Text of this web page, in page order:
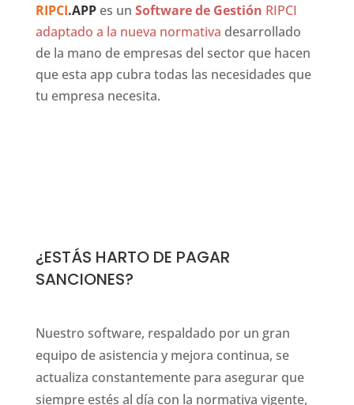
RIPCI.APPes un Software de Gestión RIPCI
adaptado a la nueva normativa desarrollado
de la mano de empresas del sector que hacen
que esta app cubra todas las necesidades que
tu empresa necesita.
¿ESTÁS HARTO DE PAGAR
SANCIONES?
Nuestro software, respaldado por un gran
equipo de asistencia y mejora continua, se
actualiza constantemente para asegurar que
siempre estés al día con la normativa vigente,